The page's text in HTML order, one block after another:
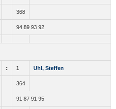
368
94 89 93 92
: 1 Uhl, Steffen
364
91 87 91 95